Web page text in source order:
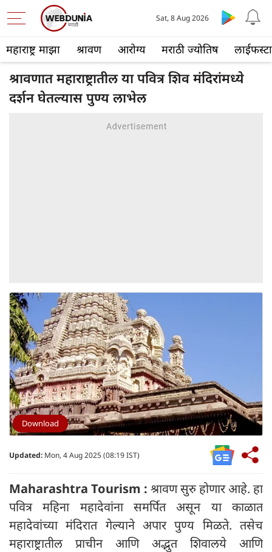
महाराष्ट्र माझा श्रावण आरोग्य मराठी ज्योतिष
Sat, 8 Aug 2026
श्रावणात महाराष्ट्रातील या पवित्र शिव मंदिरांमध्ये
दर्शन घेतल्यास पुण्य लाभेल
Download
Updated: Mon, 4 Aug 2025 (08:19 IST)
Maharashtra Tourism : श्रावण सुरु होणार आहे. हा
पवित्र महिना महादेवांना समर्पित असून या काळात
महादेवांच्या मंदिरात गेल्याने अपार पुण्य मिळते. तसेच
महाराष्ट्रातील प्राचीन आणि अद्भुत शिवालये आणि